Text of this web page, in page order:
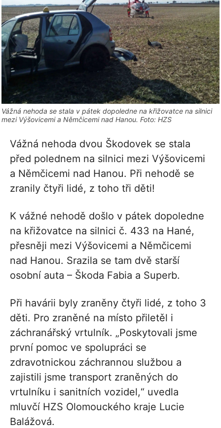
Vážná nehoda se stala v pátek dopoledne na křižovatce na silnici
mezi Výšovicemi a Němčicemi nad Hanou. Foto: HZS
Vážná nehoda dvou Škodovek se stala
před polednem na silnici mezi Výšovicemi
a Němčicemi nad Hanou. Při nehodě se
zranily čtyři lidé, z toho tři děti!
K vážné nehodě došlo v pátek dopoledne
na křižovatce na silnici č. 433 na Hané,
přesněji mezi Výšovicemi a Němčicemi
nad Hanou. Srazila se tam dvě starší
osobní auta – Škoda Fabia a Superb.
Při havárii byly zraněny čtyři lidé, z toho 3
děti. Pro zraněné na místo přiletěl i
záchranářský vrtulník. „Poskytovali jsme
první pomoc ve spolupráci se
zdravotnickou záchrannou službou a
zajistili jsme transport zraněných do
vrtulníku i sanitních vozidel,“ uvedla
mluvčí HZS Olomouckého kraje Lucie
Balážová.